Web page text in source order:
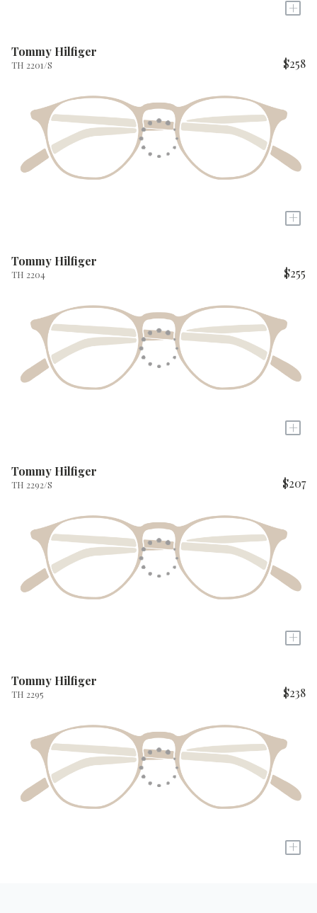
+
Tommy Hilfiger
TH 2201/S $258
+
Tommy Hilfiger
TH 2204 $255
+
Tommy Hilfiger
TH 2292/S $207
+
Tommy Hilfiger
TH 2295 $238
+